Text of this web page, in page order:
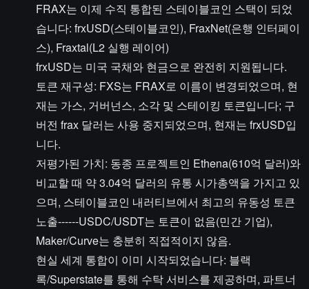
FRAX는 이제 수직 통합된 스테이블코인 스택이 되었
습니다: frxUSD(스테이블코인), FraxNet(은행 인터페이
스), Fraxtal(L2 실행 레이어)
frxUSD는 미국 국채와 현금으로 완전히 지원됩니다.
토큰 재구성: FXS는 FRAX로 이름이 변경되었으며, 현
재는 가스, 거버넌스, 소각 및 스테이킹 토큰입니다; 구
버전 frax 달러는 사용 중지되었으며, 현재는 frxUSD입
니다.
저평가된 가치: 동종 프로젝트인 Ethena(610억 달러)와
비교할 때 약 3.04억 달러의 유통 시가총액을 가지고 있
으며, 스테이블코인 내러티브에서 최고의 유동성 토큰
노출------USDC/USDT는 토큰이 없음(민간 기업),
Maker/Curve는 충분히 직접적이지 않음.
현실 세계 통합이 이미 시작되었습니다: 블랙
록/Superstate를 통해 수탁 서비스를 제공하며, 파트너